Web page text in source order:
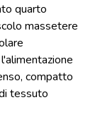
quarto
massetere
compatto
tessuto